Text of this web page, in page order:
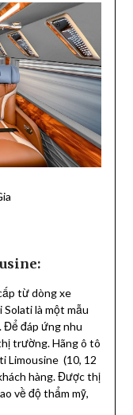
từ dòng xe
là một mẫu
Để đáp ứng nhu
trường. Hãng ô tô
Limousine (10, 12
hàng. Được thị
về độ thẩm mỹ,